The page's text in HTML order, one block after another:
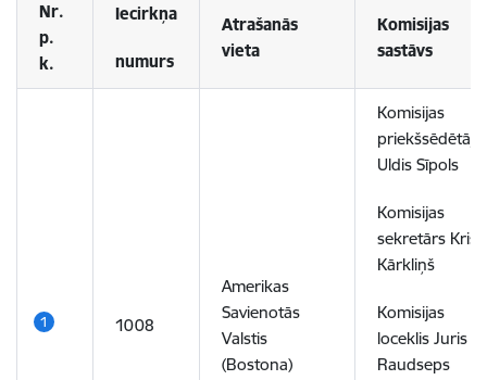
Nr.
p.
k.
Iecirkņa
numurs
Atrašanās
vieta
Komisijas
sastāvs
1008
Amerikas
Savienotās
Valstis
(Bostona)
Komisijas
priekšsēdētājs
Uldis Sīpols
Komisijas
sekretārs
Kārkliņš
Komisijas
loceklis Juris
Raudseps